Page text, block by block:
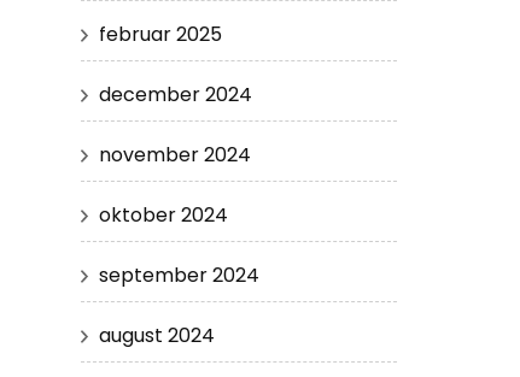
februar 2025
december 2024
november 2024
oktober 2024
september 2024
august 2024